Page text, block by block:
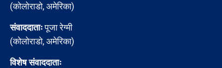
(कोलोराडो, अमेरिका)
संवाददाताःपूजा रेग्मी
(कोलोराडो, अमेरिका)
विशेष संवाददाताः